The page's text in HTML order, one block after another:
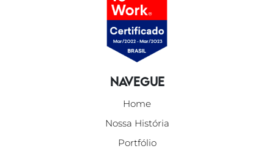
Navegue
Home
Nossa História
Portfólio